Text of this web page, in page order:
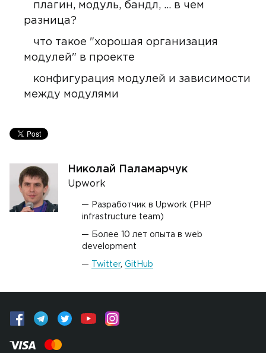
плагин, модуль, бандл, ... в чем
разница?
что такое "хорошая организация
модулей" в проекте
конфигурация модулей и зависимости
между модулями
Николай Паламарчук
Upwork
Разработчик в Upwork (PHP
infrastructure team)
Более 10 лет опыта в web
development
Twitter, GitHub